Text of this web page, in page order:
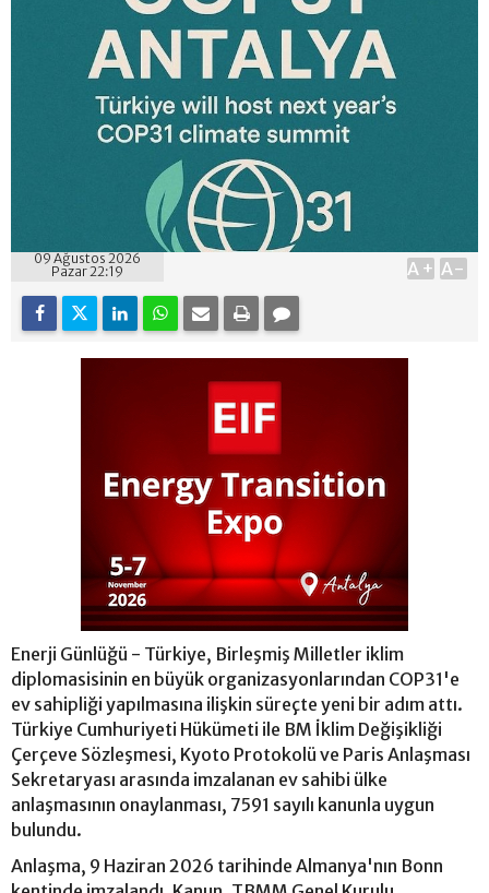
09 Ağustos 2026
Pazar 22:19
A+ A-
Enerji Günlüğü - Türkiye, Birleşmiş Milletler iklim
diplomasisinin en büyük organizasyonlarından COP31'e
ev sahipliği yapılmasına ilişkin süreçte yeni bir adım attı.
Türkiye Cumhuriyeti Hükümeti ile BM İklim Değişikliği
Çerçeve Sözleşmesi, Kyoto Protokolü ve Paris Anlaşması
Sekretaryası arasında imzalanan ev sahibi ülke
anlaşmasının onaylanması, 7591 sayılı kanunla uygun
bulundu.
Anlaşma, 9 Haziran 2026 tarihinde Almanya'nın Bonn